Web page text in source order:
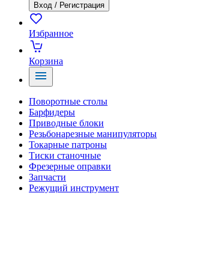
Вход / Регистрация
Избранное
Корзина
Поворотные столы
Барфидеры
Приводные блоки
Резьбонарезные манипуляторы
Токарные патроны
Тиски станочные
Фрезерные оправки
Запчасти
Режущий инструмент